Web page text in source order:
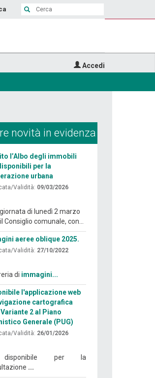
Accedi
novità in evidenza
l’Albo degli immobili
per la
urbana
Validità: 09/03/2026
di lunedì 2 marzo
Consiglio comunale, con...
aeree oblique 2025.
Validità: 27/10/2022
di immagini...
l'applicazione web
cartografica
2 al Piano
Generale (PUG)
Validità: 26/01/2026
per la
...